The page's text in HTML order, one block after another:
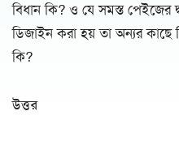
বিধান কি? ও যে সমস্ত পেইজের
ডিজাইন করা হয় তা অন্যর কাছে
কি?
উত্তর